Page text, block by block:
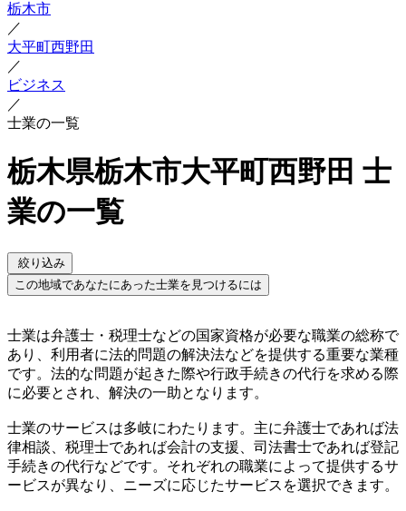
栃木市
／
大平町西野田
／
ビジネス
／
士業の一覧
栃木県栃木市大平町西野田 士
業の一覧
絞り込み
この地域であなたにあった士業を見つけるには
士業は弁護士・税理士などの国家資格が必要な職業の総称で
あり、利用者に法的問題の解決法などを提供する重要な業種
です。法的な問題が起きた際や行政手続きの代行を求める際
に必要とされ、解決の一助となります。
士業のサービスは多岐にわたります。主に弁護士であれば法
律相談、税理士であれば会計の支援、司法書士であれば登記
手続きの代行などです。それぞれの職業によって提供するサ
ービスが異なり、ニーズに応じたサービスを選択できます。